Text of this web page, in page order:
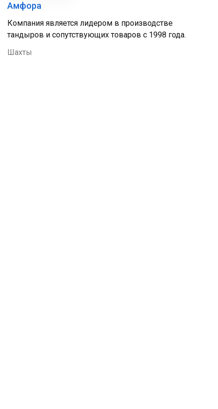
Амфора
Компания является лидером в производстве
тандыров и сопутствующих товаров с 1998 года.
Шахты